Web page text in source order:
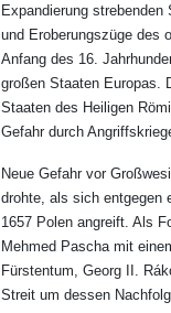
Expandierung
und Eroberungszüge des
Anfang des 16.
großen Staaten Europas.
Staaten des Heiligen
Gefahr durch
Neue Gefahr vor
drohte, als sich entgegen
1657 Polen angreift. Als
Mehmed Pascha mit
Fürstentum, Georg II.
Streit um dessen